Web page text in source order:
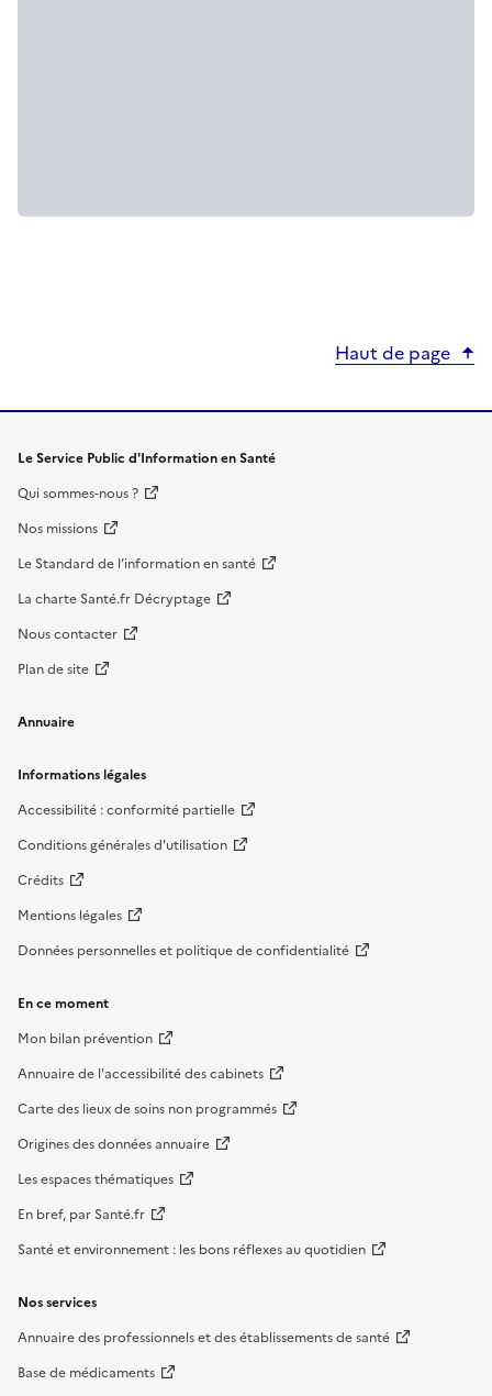
Haut de page
Le Service Public d'Information en Santé
Qui sommes-nous ?
Nos missions
Le Standard de l’information en santé
La charte Santé.fr Décryptage
Nous contacter
Plan de site
Annuaire
Informations légales
Accessibilité : conformité partielle
Conditions générales d'utilisation
Crédits
Mentions légales
Données personnelles et politique de confidentialité
En ce moment
Mon bilan prévention
Annuaire de l'accessibilité des cabinets
Carte des lieux de soins non programmés
Origines des données annuaire
Les espaces thématiques
En bref, par Santé.fr
Santé et environnement : les bons réflexes au quotidien
Nos services
Annuaire des professionnels et des établissements de santé
Base de médicaments